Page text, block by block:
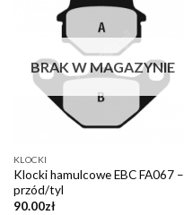
BRAK W MAGAZYNIE
KLOCKI
Klocki hamulcowe EBC FA067 –
przód/tyl
90.00zł